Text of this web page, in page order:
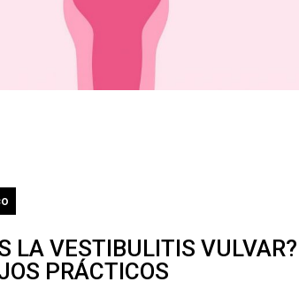
LA VESTIBULITIS VULVAR?
PRÁCTICOS